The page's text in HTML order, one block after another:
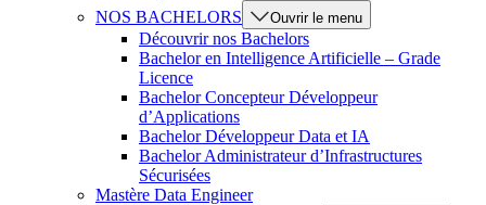
NOS BACHELORS
Ouvrir le menu
Découvrir nos Bachelors
Bachelor en Intelligence Artificielle – Grade
Licence
Bachelor Concepteur Développeur
d’Applications
Bachelor Développeur Data et IA
Bachelor Administrateur d’Infrastructures
Sécurisées
Mastère Data Engineer